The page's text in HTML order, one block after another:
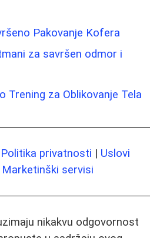
Pakovanje Kofera
za savršen odmor i
Trening za Oblikovanje Tela
Politika privatnosti | Uslovi
Marketinški servisi
nikakvu odgovornost